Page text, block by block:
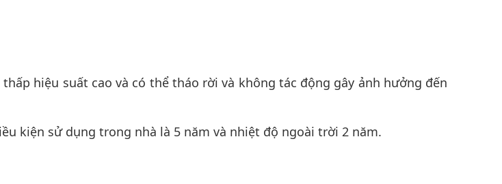
hiệu suất cao và có thể tháo rời và không tác động gây ảnh hưởng đến
kiện sử dụng trong nhà là 5 năm và nhiệt độ ngoài trời 2 năm.